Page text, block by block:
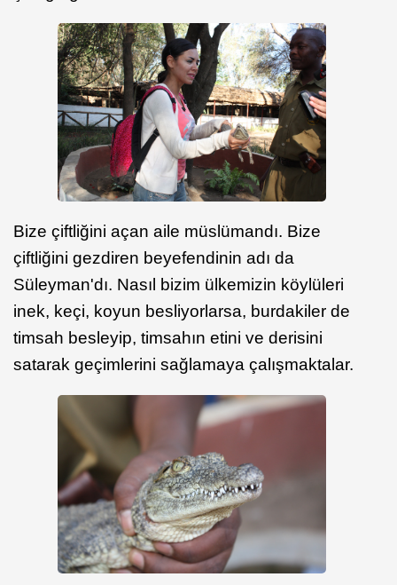
Bize çiftliğini açan aile müslümandı. Bize
çiftliğini gezdiren beyefendinin adı da
Süleyman'dı. Nasıl bizim ülkemizin köylüleri
inek, keçi, koyun besliyorlarsa, burdakiler de
timsah besleyip, timsahın etini ve derisini
satarak geçimlerini sağlamaya çalışmaktalar.